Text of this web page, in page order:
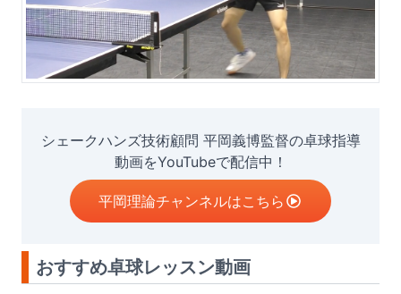
シェークハンズ技術顧問 平岡義博監督の卓球指導
動画をYouTubeで配信中！
平岡理論チャンネルはこちら
おすすめ卓球レッスン動画